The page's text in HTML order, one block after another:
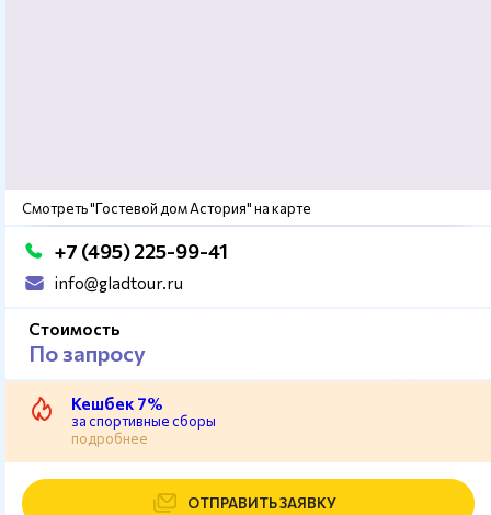
Смотреть "Гостевой дом Астория" на карте
+7 (495) 225-99-41
info@gladtour.ru
Стоимость
По запросу
Кешбек 7%
за спортивные сборы
подробнее
ОТПРАВИТЬ ЗАЯВКУ